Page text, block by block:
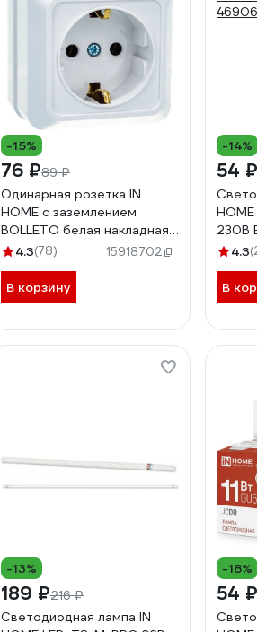
-15%
76 ₽89 ₽
Одинарная розетка IN
HOME с заземлением
BOLLETO белая накладная
7028 4680005959792
4.3(78) 15918702
В корзину
-14%
54 ₽
230В
4.3
В
-13%
189 ₽216 ₽
Светодиодная лампа IN
-18%
54 ₽